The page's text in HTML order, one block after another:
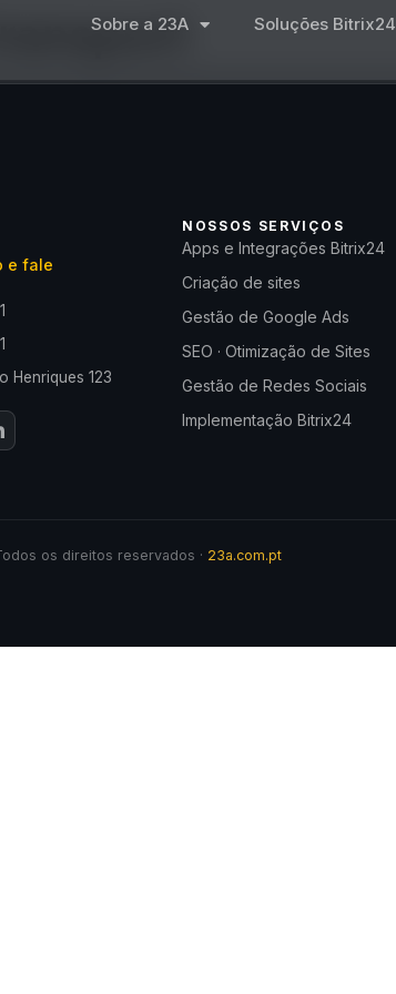
Sobre a 23A Soluções Bitrix24
e fale
Henriques 123
NOSSOS SERVIÇOS
Apps e Integrações Bitrix24
Criação de sites
Gestão de Google Ads
SEO · Otimização de Sites
Gestão de Redes Sociais
Implementação Bitrix24
os direitos reservados · 23a.com.pt